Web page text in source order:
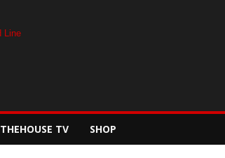
THEHOUSE TV SHOP